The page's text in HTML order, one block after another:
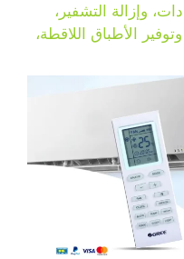
وإزالة التشفير،
الأطباق اللاقطة،